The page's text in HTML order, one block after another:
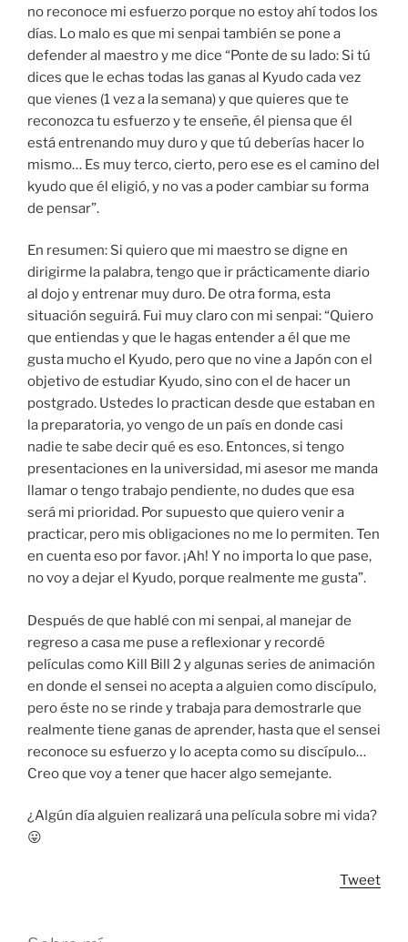
no reconoce mi esfuerzo porque no estoy ahí todos los
días. Lo malo es que mi senpai también se pone a
defender al maestro y me dice “Ponte de su lado: Si tú
dices que le echas todas las ganas al Kyudo cada vez
que vienes (1 vez a la semana) y que quieres que te
reconozca tu esfuerzo y te enseñe, él piensa que él
está entrenando muy duro y que tú deberías hacer lo
mismo… Es muy terco, cierto, pero ese es el camino del
kyudo que él eligió, y no vas a poder cambiar su forma
de pensar”.
En resumen: Si quiero que mi maestro se digne en
dirigirme la palabra, tengo que ir prácticamente diario
al dojo y entrenar muy duro. De otra forma, esta
situación seguirá. Fui muy claro con mi senpai: “Quiero
que entiendas y que le hagas entender a él que me
gusta mucho el Kyudo, pero que no vine a Japón con el
objetivo de estudiar Kyudo, sino con el de hacer un
postgrado. Ustedes lo practican desde que estaban en
la preparatoria, yo vengo de un país en donde casi
nadie te sabe decir qué es eso. Entonces, si tengo
presentaciones en la universidad, mi asesor me manda
llamar o tengo trabajo pendiente, no dudes que esa
será mi prioridad. Por supuesto que quiero venir a
practicar, pero mis obligaciones no me lo permiten. Ten
en cuenta eso por favor. ¡Ah! Y no importa lo que pase,
no voy a dejar el Kyudo, porque realmente me gusta”.
Después de que hablé con mi senpai, al manejar de
regreso a casa me puse a reflexionar y recordé
películas como Kill Bill 2 y algunas series de animación
en donde el sensei no acepta a alguien como discípulo,
pero éste no se rinde y trabaja para demostrarle que
realmente tiene ganas de aprender, hasta que el sensei
reconoce su esfuerzo y lo acepta como su discípulo…
Creo que voy a tener que hacer algo semejante.
¿Algún día alguien realizará una película sobre mi vida?
😛
Tweet